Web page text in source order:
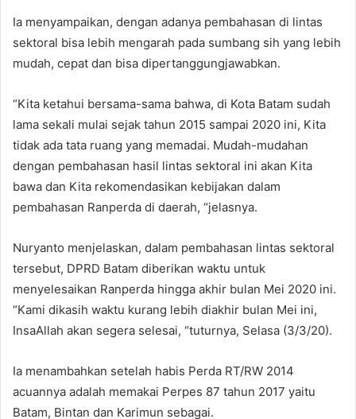
Ia menyampaikan, dengan adanya pembahasan di lintas
sektoral bisa lebih mengarah pada sumbang sih yang lebih
mudah, cepat dan bisa dipertanggungjawabkan.
“Kita ketahui bersama-sama bahwa, di Kota Batam sudah
lama sekali mulai sejak tahun 2015 sampai 2020 ini, Kita
tidak ada tata ruang yang memadai. Mudah-mudahan
dengan pembahasan hasil lintas sektoral ini akan Kita
bawa dan Kita rekomendasikan kebijakan dalam
pembahasan Ranperda di daerah, “jelasnya.
Nuryanto menjelaskan, dalam pembahasan lintas sektoral
tersebut, DPRD Batam diberikan waktu untuk
menyelesaikan Ranperda hingga akhir bulan Mei 2020 ini.
“Kami dikasih waktu kurang lebih diakhir bulan Mei ini,
InsaAllah akan segera selesai, “tuturnya, Selasa (3/3/20).
Ia menambahkan setelah habis Perda RT/RW 2014
acuannya adalah memakai Perpes 87 tahun 2017 yaitu
Batam, Bintan dan Karimun sebagai.